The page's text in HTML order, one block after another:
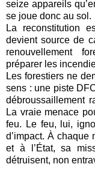
seize appareils
se joue donc au sol.
La reconstitution
devient source de
renouvellement
préparer les
Les forestiers ne
sens : une piste
débroussaillement
La vraie menace
feu. Le feu, lui,
d’impact. À
et à l’État, sa
détruisent, non